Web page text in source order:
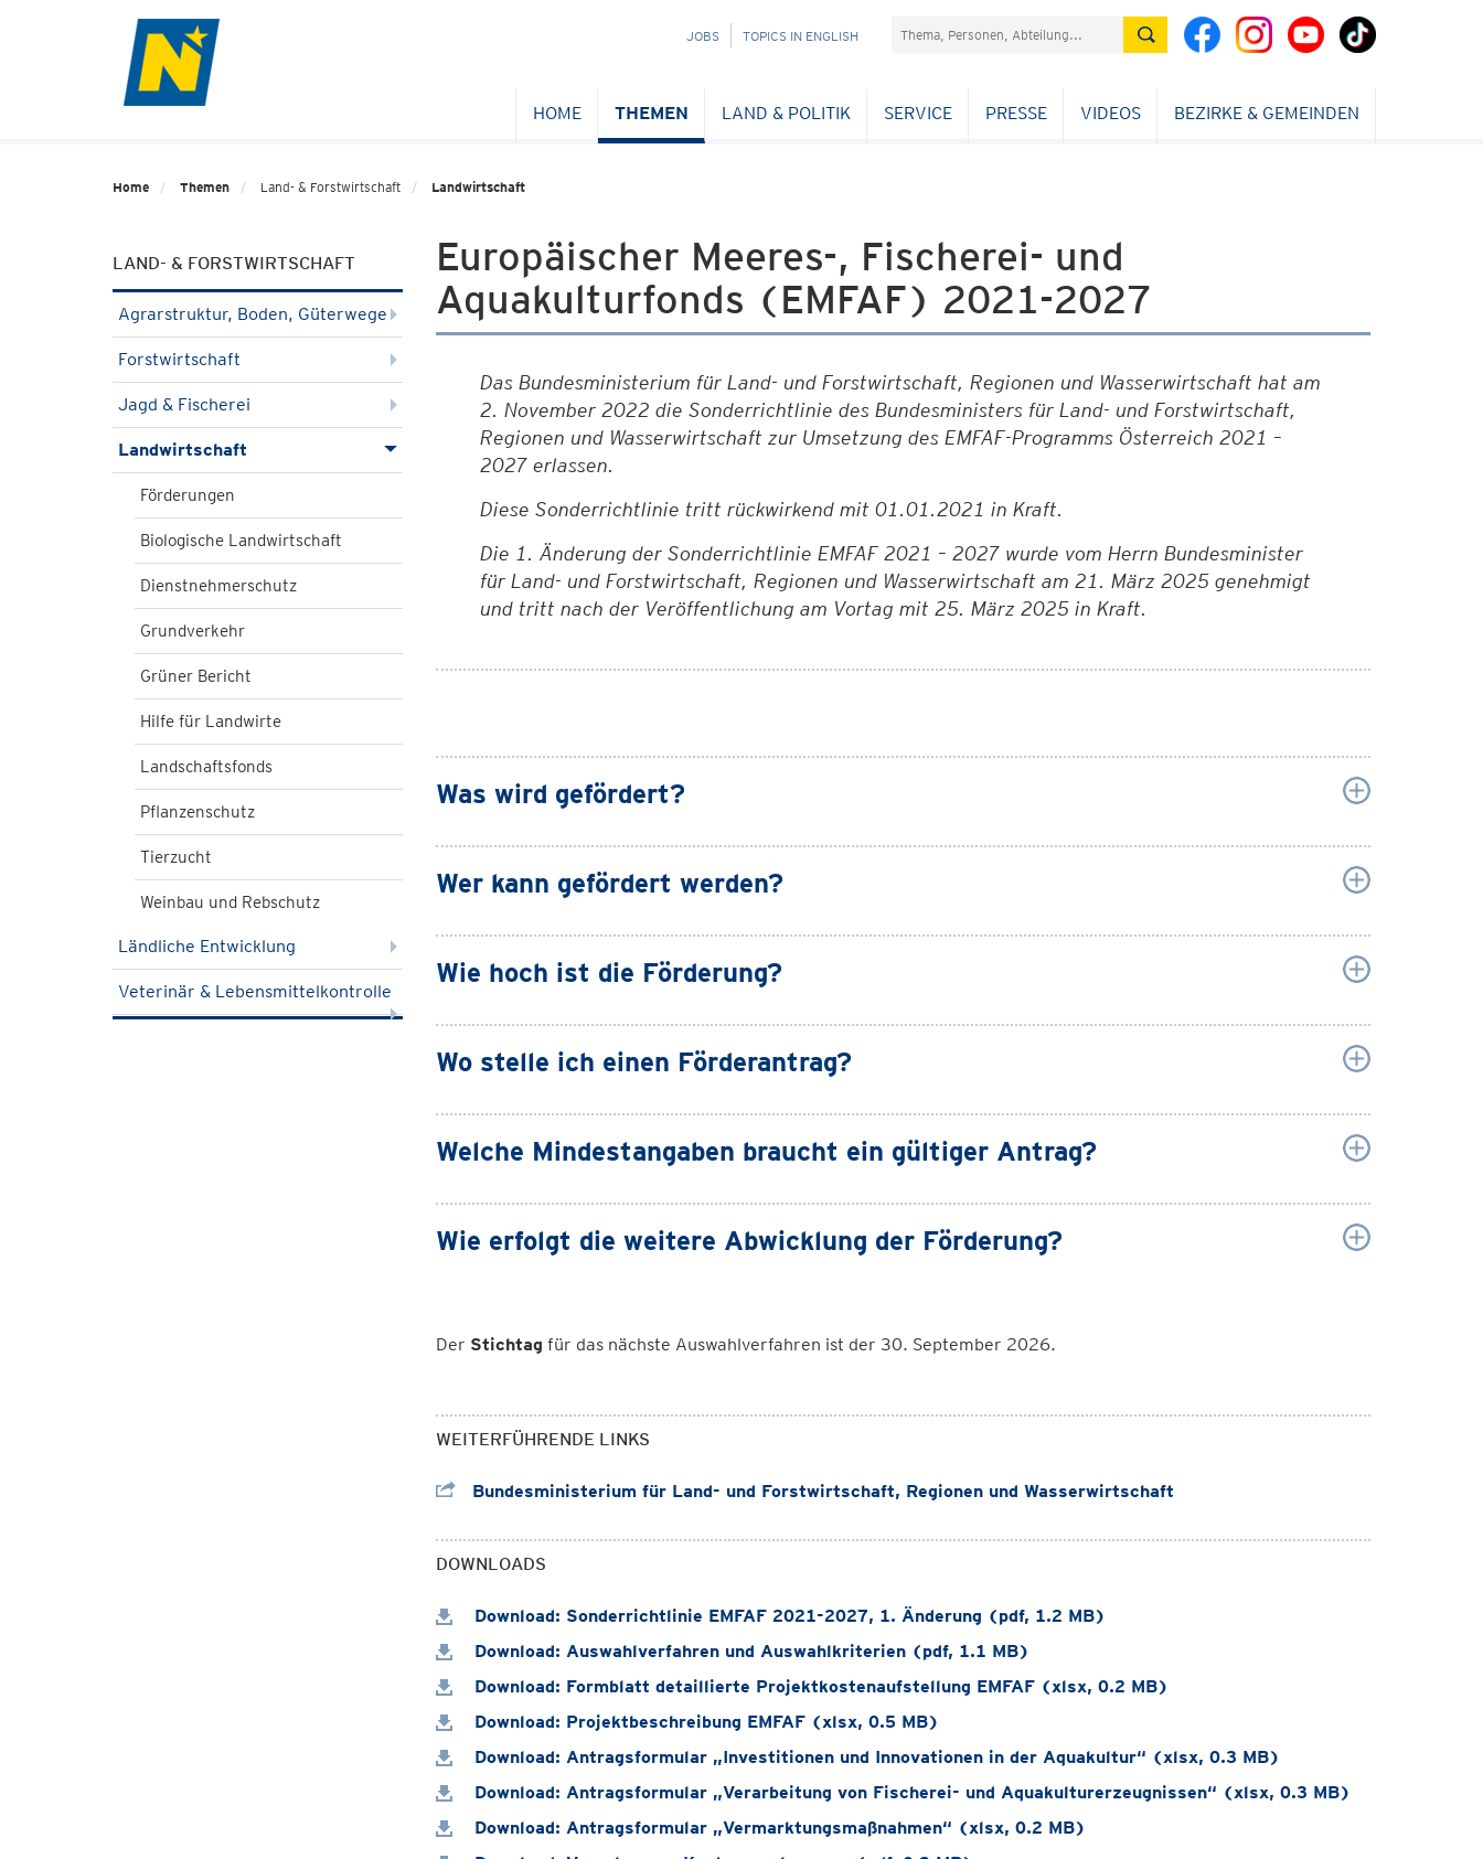
NAVIGATION
JOBS TOPICS IN ENGLISH Suchefeld
HOME THEMEN LAND & POLITIK SERVICE PRESSE VIDEOS BEZIRKE & GEMEINDEN
Home Themen Land- & Forstwirtschaft Landwirtschaft
LAND- & FORSTWIRTSCHAFT
Agrarstruktur, Boden, Güterwege
Forstwirtschaft
Jagd & Fischerei
Landwirtschaft
Förderungen
Biologische Landwirtschaft
Dienstnehmerschutz
Grundverkehr
Grüner Bericht
Hilfe für Landwirte
Landschaftsfonds
Pflanzenschutz
Tierzucht
Weinbau und Rebschutz
Ländliche Entwicklung
Veterinär & Lebensmittelkontrolle
Europäischer Meeres-, Fischerei- und
Aquakulturfonds (EMFAF) 2021-2027
Das Bundesministerium für Land- und Forstwirtschaft, Regionen und Wasserwirtschaft hat am
2. November 2022 die Sonderrichtlinie des Bundesministers für Land- und Forstwirtschaft,
Regionen und Wasserwirtschaft zur Umsetzung des EMFAF-Programms Österreich 2021 –
2027 erlassen.
Diese Sonderrichtlinie tritt rückwirkend mit 01.01.2021 in Kraft.
Die 1. Änderung der Sonderrichtlinie EMFAF 2021 – 2027 wurde vom Herrn Bundesminister
für Land- und Forstwirtschaft, Regionen und Wasserwirtschaft am 21. März 2025 genehmigt
und tritt nach der Veröffentlichung am Vortag mit 25. März 2025 in Kraft.
Was wird gefördert?
Wer kann gefördert werden?
Wie hoch ist die Förderung?
Wo stelle ich einen Förderantrag?
Welche Mindestangaben braucht ein gültiger Antrag?
Wie erfolgt die weitere Abwicklung der Förderung?
Der Stichtag für das nächste Auswahlverfahren ist der 30. September 2026.
WEITERFÜHRENDE LINKS
Bundesministerium für Land- und Forstwirtschaft, Regionen und Wasserwirtschaft
DOWNLOADS
Download: Sonderrichtlinie EMFAF 2021-2027, 1. Änderung (pdf, 1.2 MB)
Download: Auswahlverfahren und Auswahlkriterien (pdf, 1.1 MB)
Download: Formblatt detaillierte Projektkostenaufstellung EMFAF (xlsx, 0.2 MB)
Download: Projektbeschreibung EMFAF (xlsx, 0.5 MB)
Download: Antragsformular „Investitionen und Innovationen in der Aquakultur“ (xlsx, 0.3 MB)
Download: Antragsformular „Verarbeitung von Fischerei- und Aquakulturerzeugnissen“ (xlsx, 0.3 MB)
Download: Antragsformular „Vermarktungsmaßnahmen“ (xlsx, 0.2 MB)